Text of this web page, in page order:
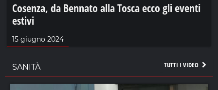
Cosenza, da Bennato alla Tosca ecco gli eventi
estivi
15 giugno 2024
TUTTI I VIDEO
SANITÀ